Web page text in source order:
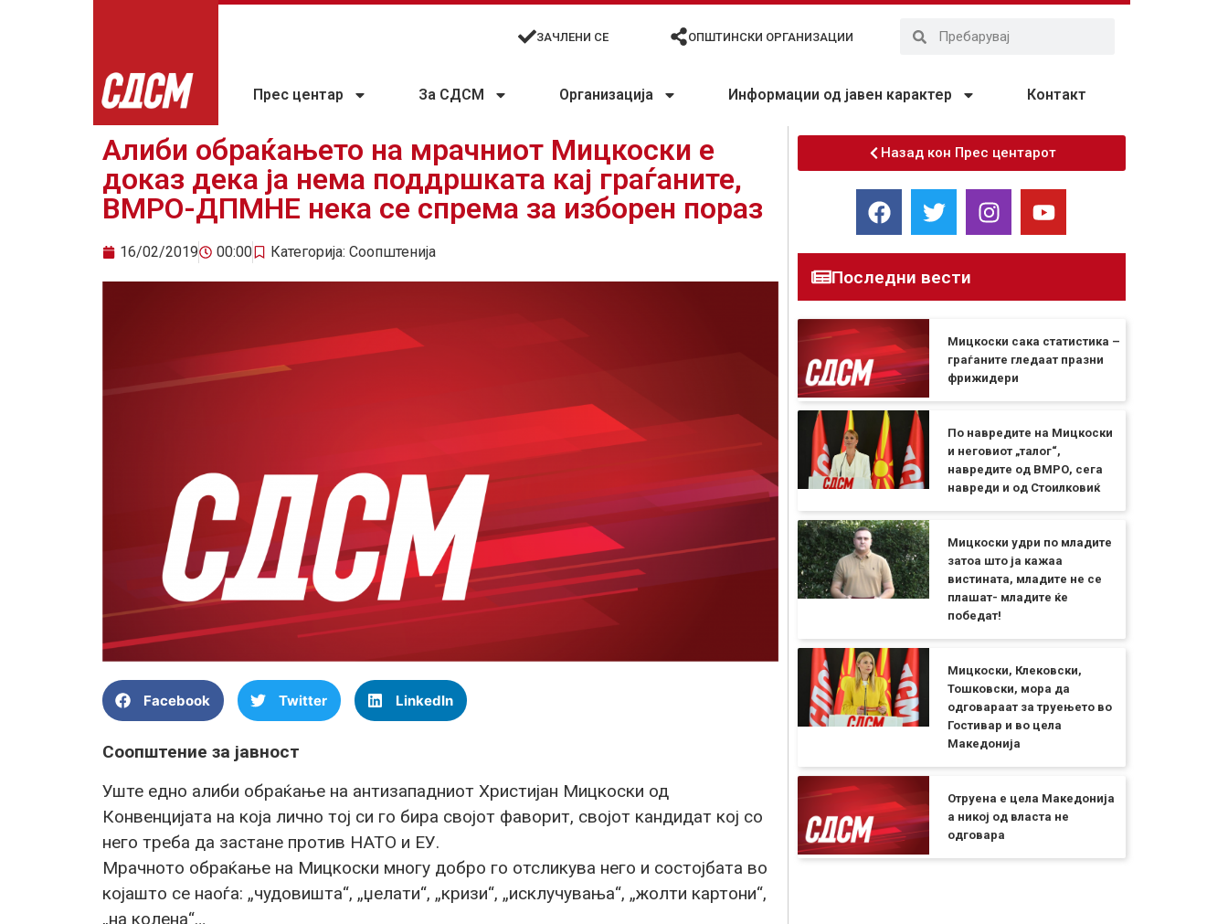
ЗАЧЛЕНИ СЕ ОПШТИНСКИ ОРГАНИЗАЦИИ
Прес центар За СДСМ Организација Информации од јавен карактер Контакт
Алиби обраќањето на мрачниот Мицкоски е
доказ дека ја нема поддршката кај граѓаните,
ВМРО-ДПМНЕ нека се спрема за изборен пораз
16/02/2019 00:00 Категорија: Соопштенија
Facebook Twitter LinkedIn
Соопштение за јавност
Уште едно алиби обраќање на антизападниот Христијан Мицкоски од
Конвенцијата на која лично тој си го бира својот фаворит, својот кандидат кој со
него треба да застане против НАТО и ЕУ.
Мрачното обраќање на Мицкоски многу добро го отсликува него и состојбата во
којашто се наоѓа: „чудовишта“, „џелати“, „кризи“, „исклучувања“, „жолти картони“,
„на колена“…
Назад кон Прес центарот
Последни вести
Мицкоски сака статистика –
граѓаните гледаат празни
фрижидери
По навредите на Мицкоски
и неговиот „талог“,
навредите од ВМРО, сега
навреди и од Стоилковиќ
Мицкоски удри по младите
затоа што ја кажаа
вистината, младите не се
плашат- младите ќе
победат!
Мицкоски, Клековски,
Тошковски, мора да
одговараат за труењето во
Гостивар и во цела
Македонија
Отруена е цела Македонија
а никој од власта не
одговара